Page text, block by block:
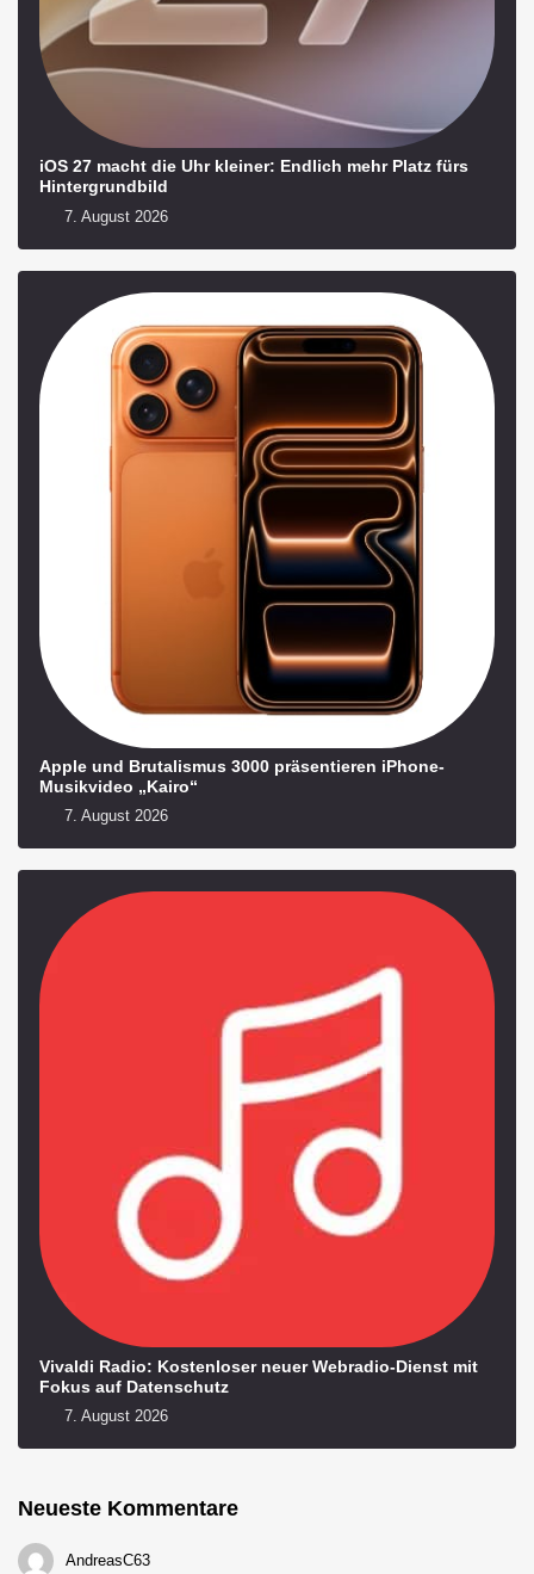
iOS 27 macht die Uhr kleiner: Endlich mehr Platz fürs
Hintergrundbild
7. August 2026
Apple und Brutalismus 3000 präsentieren iPhone-
Musikvideo „Kairo“
7. August 2026
Vivaldi Radio: Kostenloser neuer Webradio-Dienst mit
Fokus auf Datenschutz
7. August 2026
Neueste Kommentare
AndreasC63